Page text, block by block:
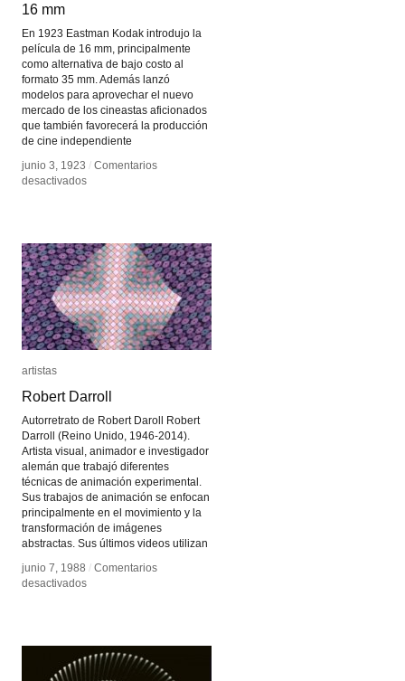
16 mm
En 1923 Eastman Kodak introdujo la
película de 16 mm, principalmente
como alternativa de bajo costo al
formato 35 mm. Además lanzó
modelos para aprovechar el nuevo
mercado de los cineastas aficionados
que también favorecerá la producción
de cine independiente
junio 3, 1923 / Comentarios
desactivadosen
16 mm
junio 3, 1923 / Comentarios
desactivadosen
artistas
Robert Darroll
Autorretrato de Robert Daroll Robert
Darroll (Reino Unido, 1946-2014).
Artista visual, animador e investigador
alemán que trabajó diferentes
técnicas de animación experimental.
Sus trabajos de animación se enfocan
principalmente en el movimiento y la
transformación de imágenes
abstractas. Sus últimos videos utilizan
junio 7, 1988 / Comentarios
desactivadosen
artistas
Robert Darroll
junio 7, 1988 / Comentarios
desactivadosen